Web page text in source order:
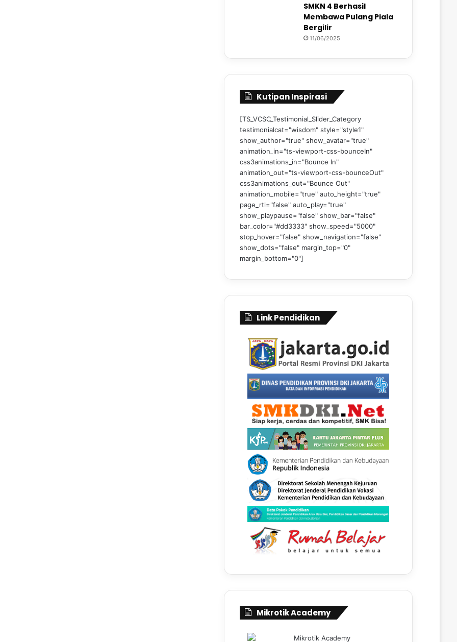
SMKN 4 Berhasil
Membawa Pulang Piala
Bergilir
11/06/2025
Kutipan Inspirasi
[TS_VCSC_Testimonial_Slider_Category
testimonialcat="wisdom" style="style1"
show_author="true" show_avatar="true"
animation_in="ts-viewport-css-bounceIn"
css3animations_in="Bounce In"
animation_out="ts-viewport-css-bounceOut"
css3animations_out="Bounce Out"
animation_mobile="true" auto_height="true"
page_rtl="false" auto_play="true"
show_playpause="false" show_bar="false"
bar_color="#dd3333" show_speed="5000"
stop_hover="false" show_navigation="false"
show_dots="false" margin_top="0"
margin_bottom="0"]
Link Pendidikan
Mikrotik Academy